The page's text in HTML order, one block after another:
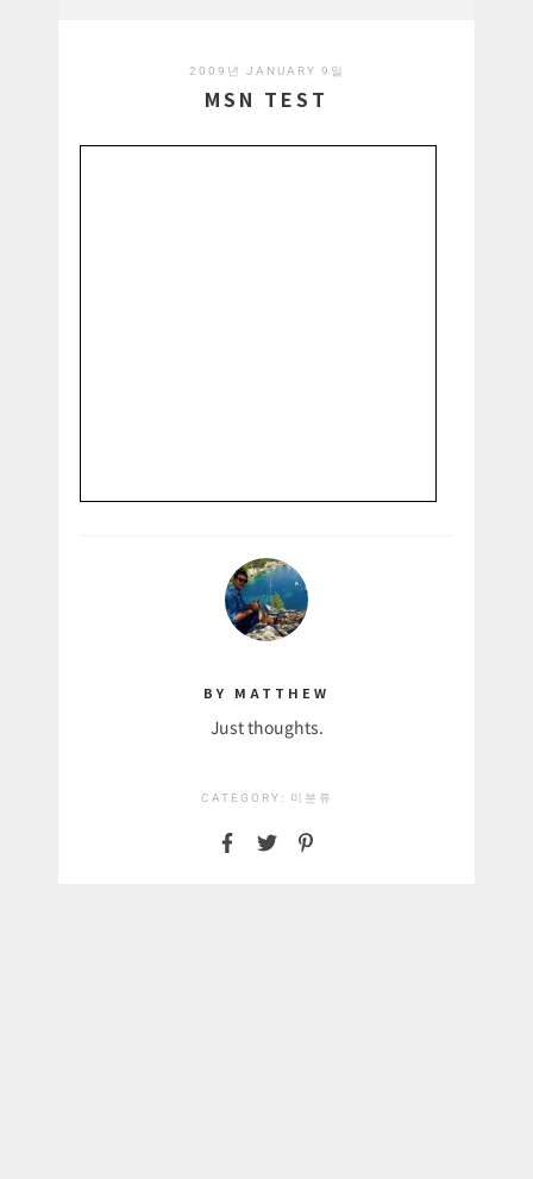
2009년 JANUARY 9일
MSN TEST
BY MATTHEW
Just thoughts.
CATEGORY: 미분류